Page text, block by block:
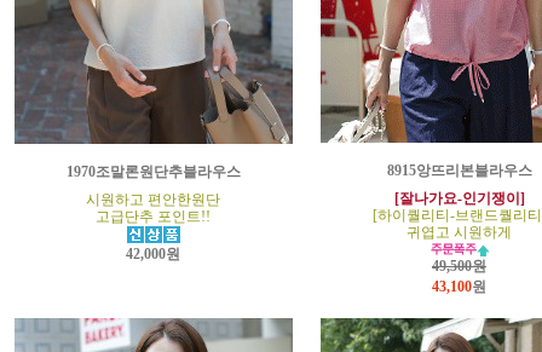
1970조말론원단추블라우스
시원하고 편안한원단
고급단추 포인트!!
42,000원
8915앙뜨리본블라우스
[잘나가요-인기쟁이]
[하이퀄리티-브랜드퀄리
귀엽고 시원하게
49,500원
43,100원